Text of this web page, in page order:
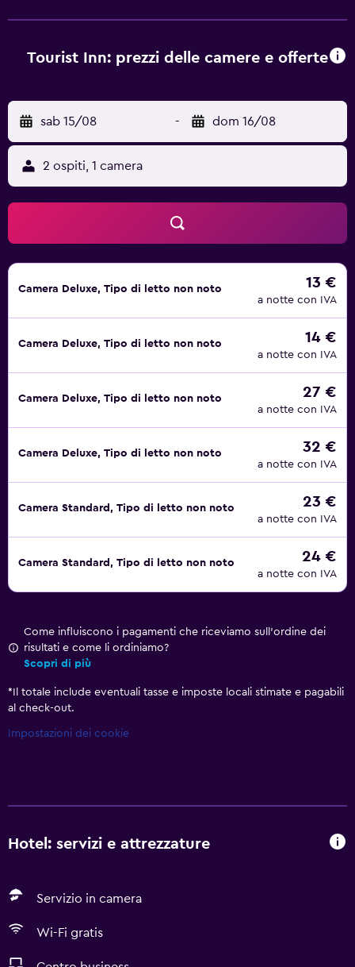
Tourist Inn: prezzi delle camere e offerte
sab 15/08 - dom 16/08
2 ospiti, 1 camera
Camera Deluxe, Tipo di letto non noto 13 €
a notte con IVA
Camera Deluxe, Tipo di letto non noto 14 €
a notte con IVA
Camera Deluxe, Tipo di letto non noto 27 €
a notte con IVA
Camera Deluxe, Tipo di letto non noto 32 €
a notte con IVA
Camera Standard, Tipo di letto non noto 23 €
a notte con IVA
Camera Standard, Tipo di letto non noto 24 €
a notte con IVA
Come influiscono i pagamenti che riceviamo sull'ordine dei
risultati e come li ordiniamo?
Scopri di più
* Il totale include eventuali tasse e imposte locali stimate e pagabili
al check-out.
Impostazioni dei cookie
Hotel: servizi e attrezzature
Servizio in camera
Wi-Fi gratis